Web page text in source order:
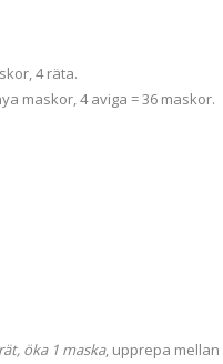
4 räta.
maskor, 4 aviga = 36 maskor.
öka 1 maska, upprepa mellan